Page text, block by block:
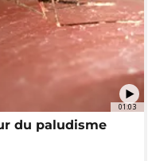
01:03
du paludisme